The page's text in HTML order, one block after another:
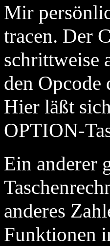
Mir
tracen. Der
schrittweise
den Opcode
Hier läßt
OPTION-
Ein anderer
anderes
Funktionen